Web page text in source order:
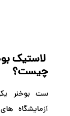
لاستیک
چیست؟
ست بوخنر
آزمایشگاه